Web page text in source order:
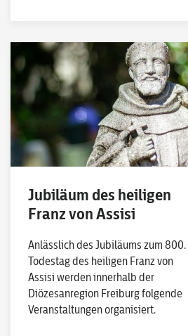
Jubiläum des heiligen
Franz von Assisi
Anlässlich des Jubiläums zum 800.
Todestag des heiligen Franz von
Assisi werden innerhalb der
Diözesanregion Freiburg folgende
Veranstaltungen organisiert.